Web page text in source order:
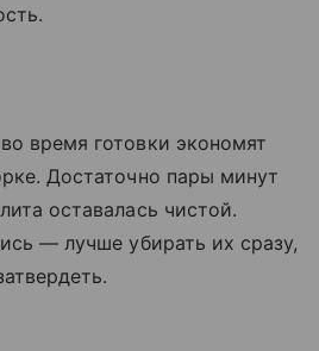
время готовки экономят
Достаточно пары минут
оставалась чистой.
— лучше убирать их сразу,